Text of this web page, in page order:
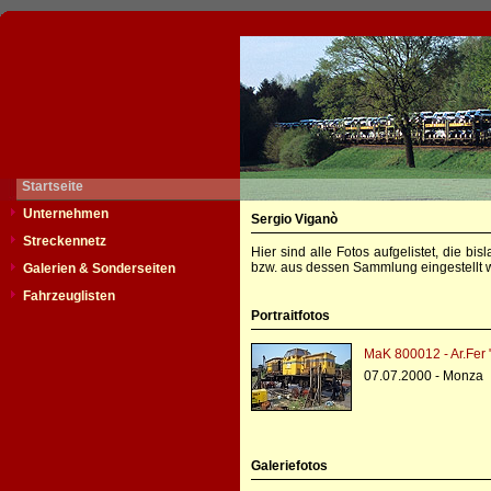
Startseite
Unternehmen
Streckennetz
Galerien & Sonderseiten
Fahrzeuglisten
Sergio Viganò
Hier sind alle Fotos aufgelistet, die
bzw. aus dessen Sammlung eingestellt
Portraitfotos
MaK 800012 - Ar.Fer
07.07.2000 - Monza
Galeriefotos